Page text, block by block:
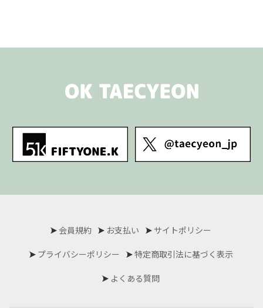
会員規約 お支払い サイトポリシー
プライバシーポリシー 特定商取引法に基づく表示
よくある質問